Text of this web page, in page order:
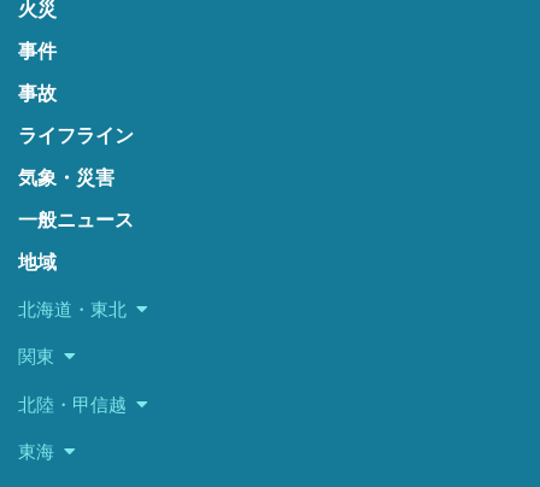
火災
事件
事故
ライフライン
気象・災害
一般ニュース
地域
北海道・東北
関東
北陸・甲信越
東海